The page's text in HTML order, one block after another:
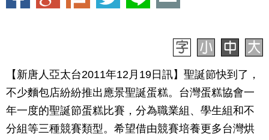
【新唐人亞太台2011年12月19日訊】聖誕節快到了，
不少麵包店紛紛推出應景聖誕蛋糕。台灣蛋糕協會一
年一度的聖誕節蛋糕比賽，分為職業組、學生組和不
分組等三種競賽類型。希望借由競賽培養更多台灣烘